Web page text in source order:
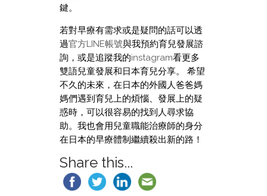
鍵。
若對早療有需求或是疑問的話可以透
過官方LINE帳號與我預約育兒發展諮
詢，或是追蹤我的instagram看更多
雙語兒童發展和日本育兒分享。 希望
不久的未來，在日本的外國人爸爸媽
媽們遇到育兒上的煩惱、發展上的疑
惑時，可以很容易的找到人尋求協
助。我也會用兒童職能治療師的身分
在日本的早療體制繼續殺出新的路！
Share this...